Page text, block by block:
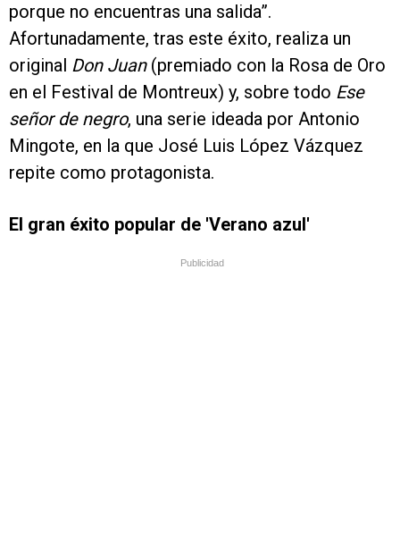
porque no encuentras una salida”.
Afortunadamente, tras este éxito, realiza un
original Don Juan(premiado con la Rosa de Oro
en el Festival de Montreux) y, sobre todo Ese
señor de negro, una serie ideada por Antonio
Mingote, en la que José Luis López Vázquez
repite como protagonista.
El gran éxito popular de 'Verano azul'
Publicidad